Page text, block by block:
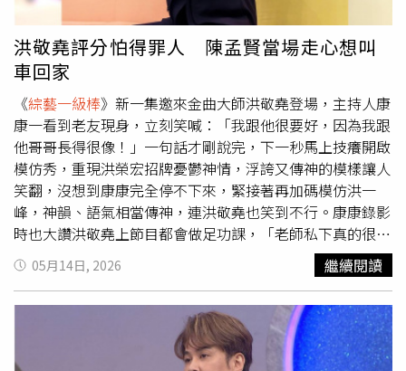
腳」，被虧根本不像青春偶像，比較像做復健。表演結束
後，三位還陶醉地向蕭玉芬、吳申梅、吳美琳大送飛吻，沒
想到三位女生完全不買單，還齊聲大喊「好噁喔」、「不蘇
湖啦」，不掩飾的互動讓現場笑翻。
洪敬堯評分怕得罪人 陳孟賢當場走心想叫
車回家
《綜藝一級棒》新一集邀來金曲大師洪敬堯登場，主持人康
康一看到老友現身，立刻笑喊：「我跟他很要好，因為我跟
他哥哥長得很像！」一句話才剛說完，下一秒馬上技癢開啟
模仿秀，重現洪榮宏招牌憂鬱神情，浮誇又傳神的模樣讓人
笑翻，沒想到康康完全停不下來，緊接著再加碼模仿洪一
峰，神韻、語氣相當傳神，連洪敬堯也笑到不行。康康錄影
時也大讚洪敬堯上節目都會做足功課，「老師私下真的很認
真，都會先了解每位歌手現在的狀態，不僅上通告而已，他
是真的很厲害的專業人士。」一番話也讓現場來賓頻頻點
頭。洪敬堯則分享，每次評審其實不輕鬆，「我發現有些歌
大家會交替唱，但每個人唱出來風味都不一樣，所以有時候
評語反而更難講，因為很怕得罪人。」一旁許志豪聽完立刻
追問：「那你最怕得罪誰？」沒想到洪敬堯左右看了一圈
05月14日, 2026 繼續閱讀